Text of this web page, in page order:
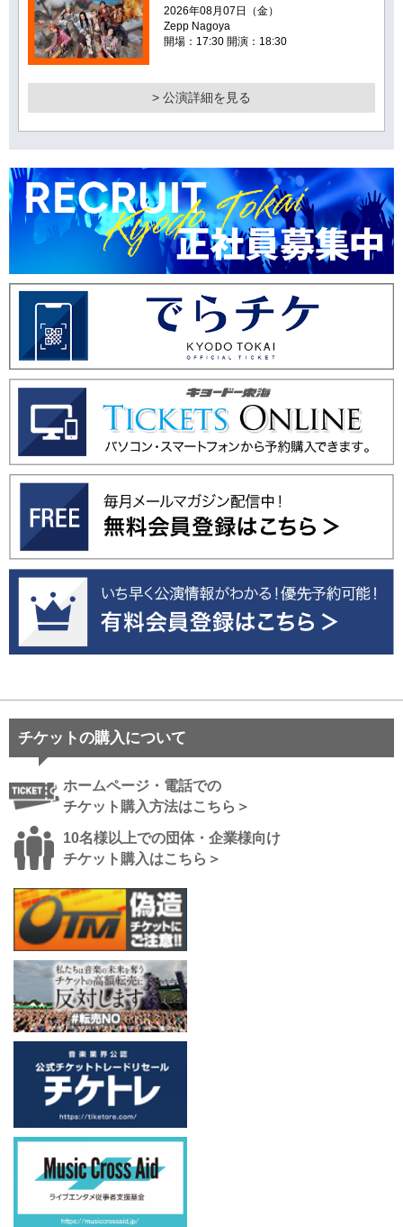
2026年08月07日（金）
Zepp Nagoya
開場：17:30 開演：18:30
> 公演詳細を見る
チケットの購入について
ホームページ・電話での
チケット購入方法はこちら＞
10名様以上での団体・企業様向け
チケット購入はこちら＞